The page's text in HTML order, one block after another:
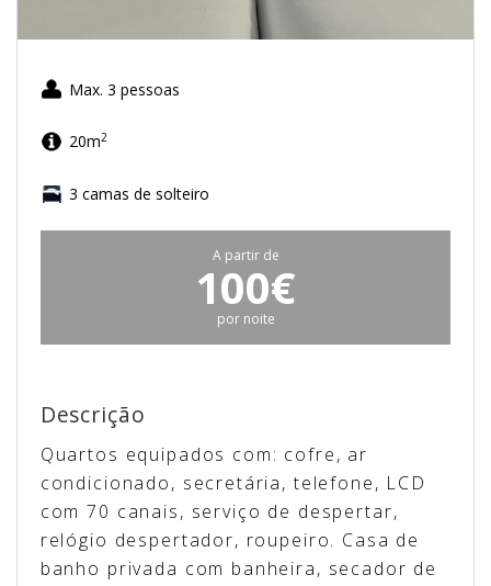
Max. 3 pessoas
20m2
3 camas de solteiro
A partir de
100€
por noite
Descrição
Quartos equipados com: cofre, ar
condicionado, secretária, telefone, LCD
com 70 canais, serviço de despertar,
relógio despertador, roupeiro. Casa de
banho privada com banheira, secador de